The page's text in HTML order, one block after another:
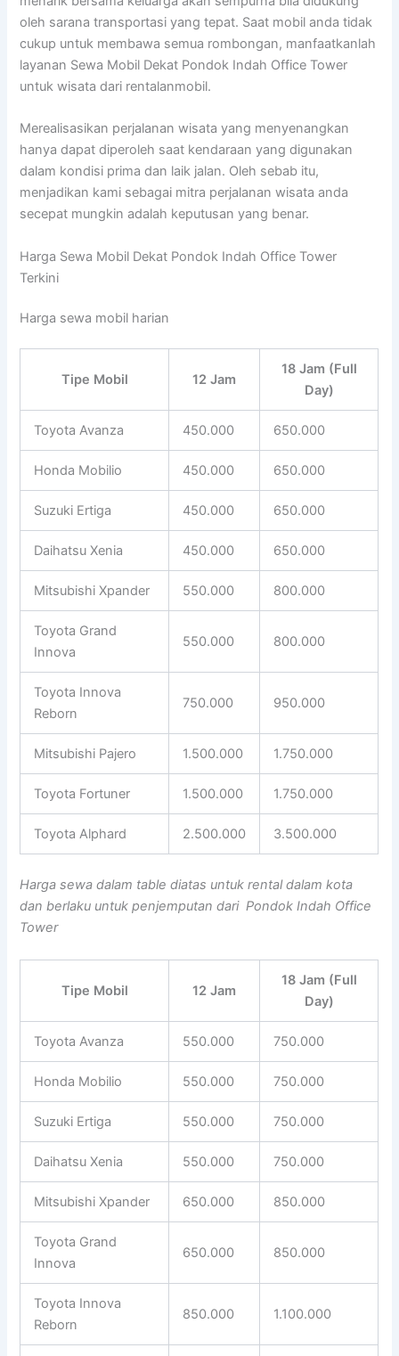
oleh sarana transportasi yang tepat. Saat mobil anda tidak
cukup untuk membawa semua rombongan, manfaatkanlah
layanan Sewa Mobil Dekat Pondok Indah Office Tower
untuk wisata dari rentalanmobil.
Merealisasikan perjalanan wisata yang menyenangkan
hanya dapat diperoleh saat kendaraan yang digunakan
dalam kondisi prima dan laik jalan. Oleh sebab itu,
menjadikan kami sebagai mitra perjalanan wisata anda
secepat mungkin adalah keputusan yang benar.
Harga Sewa Mobil Dekat Pondok Indah Office Tower
Terkini
Harga sewa mobil harian
Tipe Mobil 12 Jam
18 Jam (Full
Day)
Toyota Avanza 450.000 650.000
Honda Mobilio 450.000 650.000
Suzuki Ertiga 450.000 650.000
Daihatsu Xenia 450.000 650.000
Mitsubishi Xpander 550.000 800.000
Toyota Grand
Innova
550.000 800.000
Toyota Innova
Reborn
750.000 950.000
Mitsubishi Pajero 1.500.000 1.750.000
Toyota Fortuner 1.500.000 1.750.000
Toyota Alphard 2.500.000 3.500.000
Harga sewa dalam table diatas untuk rental dalam kota
dan berlaku untuk penjemputan dari Pondok Indah Office
Tower
Tipe Mobil 12 Jam
18 Jam (Full
Day)
Toyota Avanza 550.000 750.000
Honda Mobilio 550.000 750.000
Suzuki Ertiga 550.000 750.000
Daihatsu Xenia 550.000 750.000
Mitsubishi Xpander 650.000 850.000
Toyota Grand
Innova
650.000 850.000
Toyota Innova
Reborn
850.000 1.100.000